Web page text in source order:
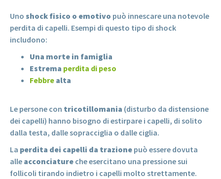
Uno shock fisico o emotivo può innescare una notevole
perdita di capelli. Esempi di questo tipo di shock
includono:
Una morte in famiglia
Estrema perdita di peso
Febbre alta
Le persone con tricotillomania (disturbo da distensione
dei capelli) hanno bisogno di estirpare i capelli, di solito
dalla testa, dalle sopracciglia o dalle ciglia.
La perdita dei capelli da trazione può essere dovuta
alle acconciature che esercitano una pressione sui
follicoli tirando indietro i capelli molto strettamente.